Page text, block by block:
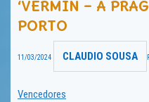
TRAILER DO DIA
Política de
‘VERMIN – A
PORTO
11/03/2024 CLAUDIO SOUSA
Vencedores